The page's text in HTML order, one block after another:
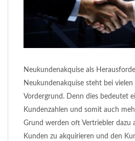
Neukundenakquise als
Neukundenakquise steht bei
Vordergrund. Denn dies bedeutet
Kundenzahlen und somit auch
Grund werden oft Vertriebler dazu
Kunden zu akquirieren und den